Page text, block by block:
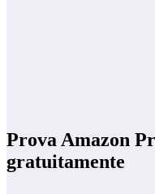
Prova Amazon
gratuitamente